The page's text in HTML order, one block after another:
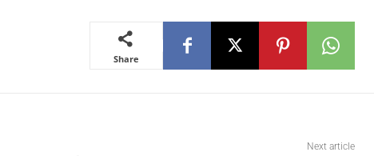
Share
Next article